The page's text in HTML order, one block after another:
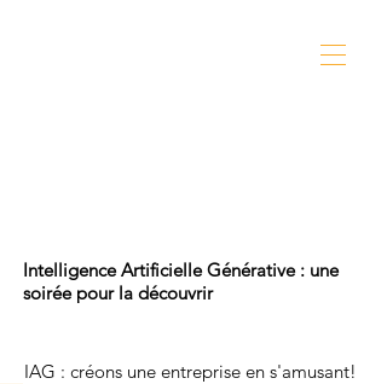
Intelligence Artificielle Générative : une
soirée pour la découvrir
IAG : créons une entreprise en s'amusant!